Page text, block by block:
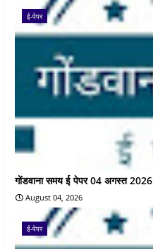
ई-पेपर
गोंडवाना समय ई पेपर 04 अगस्त 2026
August 04, 2026
ई-पेपर